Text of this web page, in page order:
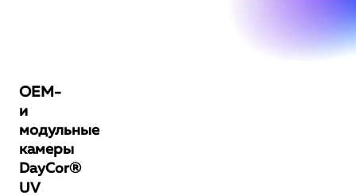
OEM-
и
модульные
камеры
DayCor®
UV